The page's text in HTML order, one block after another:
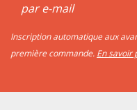
par e-mail
Inscription automatique aux
première commande. En savoir